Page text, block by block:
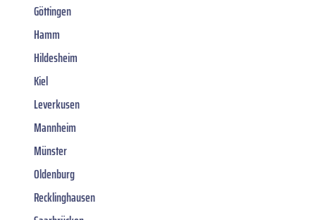
Göttingen
Hamm
Hildesheim
Kiel
Leverkusen
Mannheim
Münster
Oldenburg
Recklinghausen